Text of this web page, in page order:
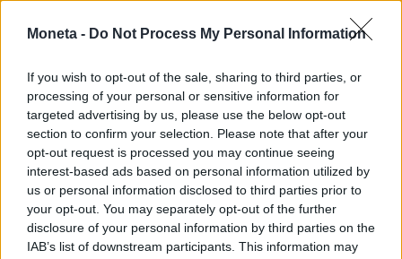
Moneta - Do Not Process My Personal Information
If you wish to opt-out of the sale, sharing to third parties, or
processing of your personal or sensitive information for
targeted advertising by us, please use the below opt-out
section to confirm your selection. Please note that after your
opt-out request is processed you may continue seeing
interest-based ads based on personal information utilized by
us or personal information disclosed to third parties prior to
your opt-out. You may separately opt-out of the further
disclosure of your personal information by third parties on the
IAB’s list of downstream participants. This information may
© RIPRODUZIONE RISERVATA
banche dazi
Condividi